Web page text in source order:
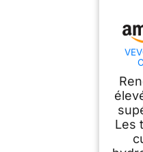
Les